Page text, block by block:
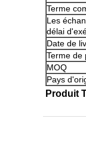
Terme
Les
délai
Date de
Terme de
MOQ
Pays
Produit